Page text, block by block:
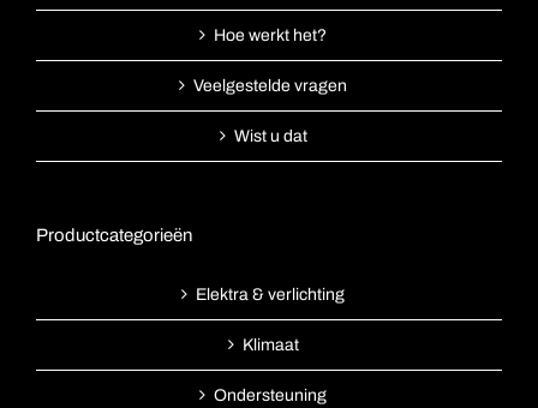
Hoe werkt het?
Veelgestelde vragen
Wist u dat
Productcategorieën
Elektra & verlichting
Klimaat
Ondersteuning